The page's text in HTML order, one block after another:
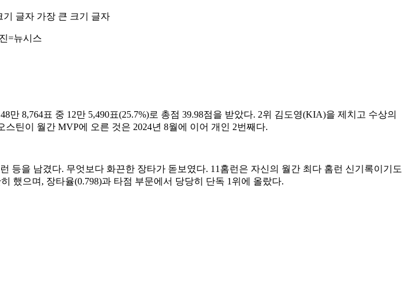
기 글자 가장 큰 크기 글자
8,764표 중 12만 5,490표(25.7%)로 총점 39.98점을 받았다. 2위 김도영(KIA)을 제치고 수상의
틴이 월간 MVP에 오른 것은 2024년 8월에 이어 개인 2번째다.
등을 남겼다. 무엇보다 화끈한 장타가 돋보였다. 11홈런은 자신의 월간 최다 홈런 신기록이기도
했으며, 장타율(0.798)과 타점 부문에서 당당히 단독 1위에 올랐다.